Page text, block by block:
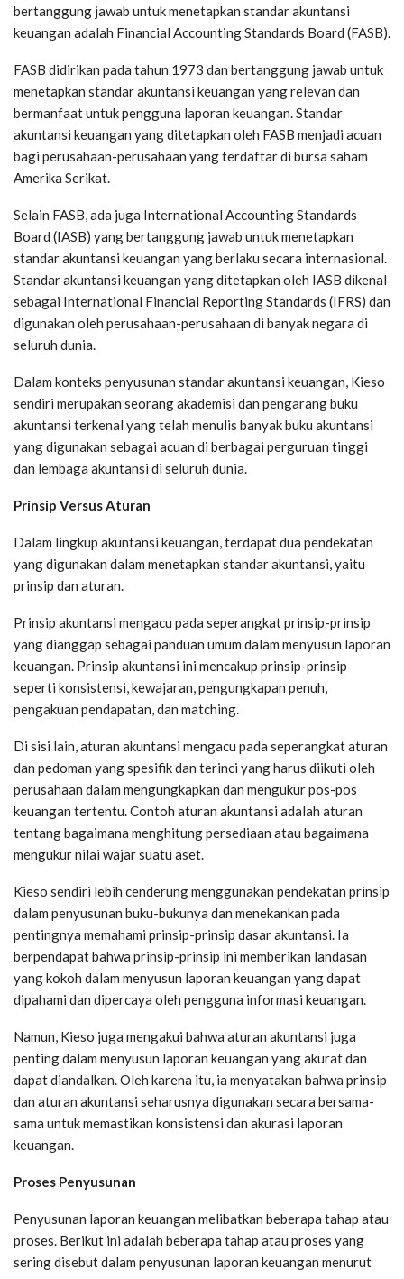
bertanggung jawab untuk menetapkan standar akuntansi
keuangan adalah Financial Accounting Standards Board (FASB).
FASB didirikan pada tahun 1973 dan bertanggung jawab untuk
menetapkan standar akuntansi keuangan yang relevan dan
bermanfaat untuk pengguna laporan keuangan. Standar
akuntansi keuangan yang ditetapkan oleh FASB menjadi acuan
bagi perusahaan-perusahaan yang terdaftar di bursa saham
Amerika Serikat.
Selain FASB, ada juga International Accounting Standards
Board (IASB) yang bertanggung jawab untuk menetapkan
standar akuntansi keuangan yang berlaku secara internasional.
Standar akuntansi keuangan yang ditetapkan oleh IASB dikenal
sebagai International Financial Reporting Standards (IFRS) dan
digunakan oleh perusahaan-perusahaan di banyak negara di
seluruh dunia.
Dalam konteks penyusunan standar akuntansi keuangan, Kieso
sendiri merupakan seorang akademisi dan pengarang buku
akuntansi terkenal yang telah menulis banyak buku akuntansi
yang digunakan sebagai acuan di berbagai perguruan tinggi
dan lembaga akuntansi di seluruh dunia.
Prinsip Versus Aturan
Dalam lingkup akuntansi keuangan, terdapat dua pendekatan
yang digunakan dalam menetapkan standar akuntansi, yaitu
prinsip dan aturan.
Prinsip akuntansi mengacu pada seperangkat prinsip-prinsip
yang dianggap sebagai panduan umum dalam menyusun laporan
keuangan. Prinsip akuntansi ini mencakup prinsip-prinsip
seperti konsistensi, kewajaran, pengungkapan penuh,
pengakuan pendapatan, dan matching.
Di sisi lain, aturan akuntansi mengacu pada seperangkat aturan
dan pedoman yang spesifik dan terinci yang harus diikuti oleh
perusahaan dalam mengungkapkan dan mengukur pos-pos
keuangan tertentu. Contoh aturan akuntansi adalah aturan
tentang bagaimana menghitung persediaan atau bagaimana
mengukur nilai wajar suatu aset.
Kieso sendiri lebih cenderung menggunakan pendekatan prinsip
dalam penyusunan buku-bukunya dan menekankan pada
pentingnya memahami prinsip-prinsip dasar akuntansi. Ia
berpendapat bahwa prinsip-prinsip ini memberikan landasan
yang kokoh dalam menyusun laporan keuangan yang dapat
dipahami dan dipercaya oleh pengguna informasi keuangan.
Namun, Kieso juga mengakui bahwa aturan akuntansi juga
penting dalam menyusun laporan keuangan yang akurat dan
dapat diandalkan. Oleh karena itu, ia menyatakan bahwa prinsip
dan aturan akuntansi seharusnya digunakan secara bersama-
sama untuk memastikan konsistensi dan akurasi laporan
keuangan.
Proses Penyusunan
Penyusunan laporan keuangan melibatkan beberapa tahap atau
proses. Berikut ini adalah beberapa tahap atau proses yang
sering disebut dalam penyusunan laporan keuangan menurut